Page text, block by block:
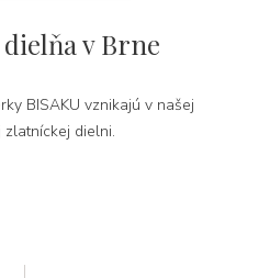
v Brne
BISAKU vznikajú v našej
zlatníckej dielni.